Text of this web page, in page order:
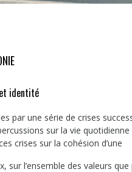
identité
par une série de crises
sur la vie
crises sur la cohésion d’une
sur l’ensemble des valeurs